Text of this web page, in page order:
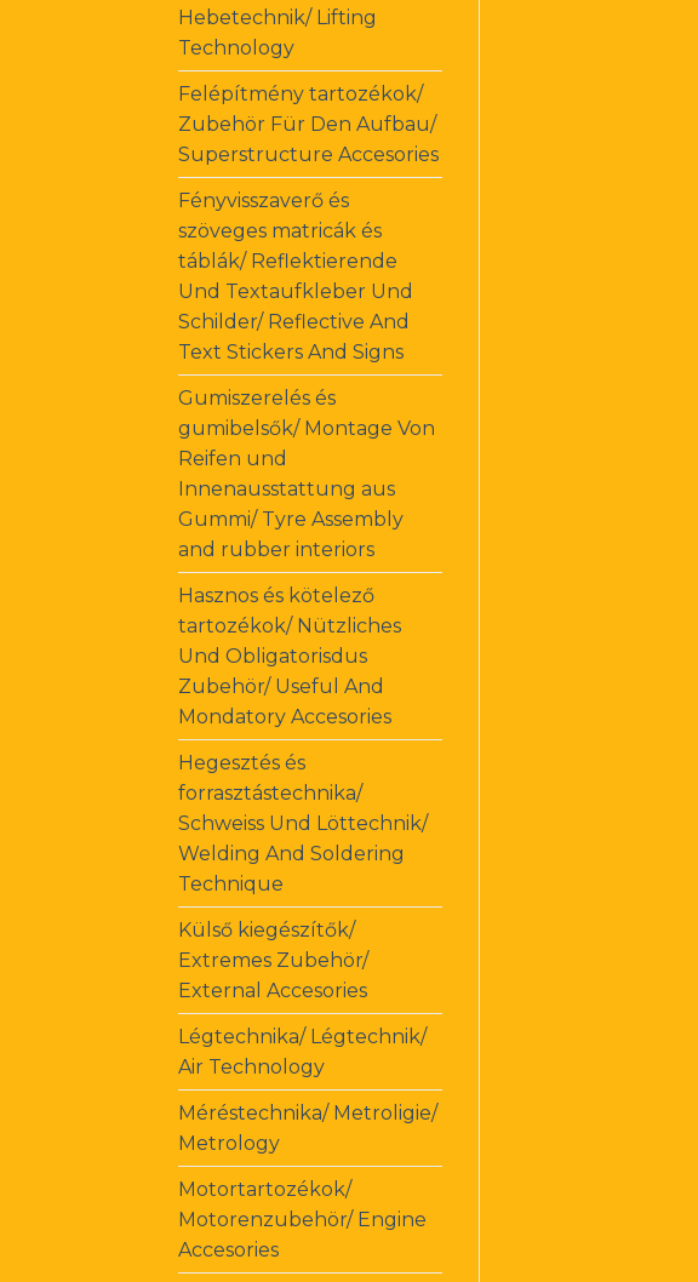
Hebetechnik/ Lifting
Technology
Felépítmény tartozékok/
Zubehör Für Den Aufbau/
Superstructure Accesories
Fényvisszaverő és
szöveges matricák és
táblák/ Reflektierende
Und Textaufkleber Und
Schilder/ Reflective And
Text Stickers And Signs
Gumiszerelés és
gumibelsők/ Montage Von
Reifen und
Innenausstattung aus
Gummi/ Tyre Assembly
and rubber interiors
Hasznos és kötelező
tartozékok/ Nützliches
Und Obligatorisdus
Zubehör/ Useful And
Mondatory Accesories
Hegesztés és
forrasztástechnika/
Schweiss Und Löttechnik/
Welding And Soldering
Technique
Külső kiegészítők/
Extremes Zubehör/
External Accesories
Légtechnika/ Légtechnik/
Air Technology
Méréstechnika/ Metroligie/
Metrology
Motortartozékok/
Motorenzubehör/ Engine
Accesories